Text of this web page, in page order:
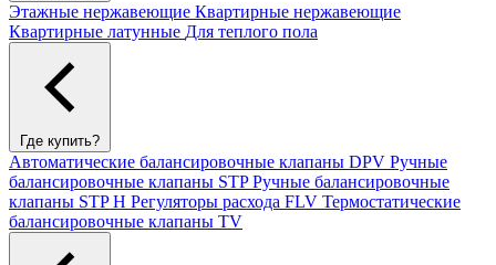
Этажные нержавеющие Квартирные нержавеющие
Квартирные латунные Для теплого пола
Где купить?
Автоматические балансировочные клапаны DPV Ручные
балансировочные клапаны STPРучные балансировочные
клапаны STP H Регуляторы расхода FLV Термостатические
балансировочные клапаны TV